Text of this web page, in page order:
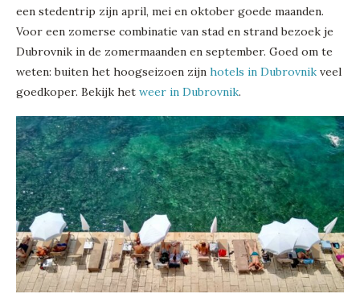
een stedentrip zijn april, mei en oktober goede maanden.
Voor een zomerse combinatie van stad en strand bezoek je
Dubrovnik in de zomermaanden en september. Goed om te
weten: buiten het hoogseizoen zijn hotels in Dubrovnik veel
goedkoper. Bekijk het weer in Dubrovnik.